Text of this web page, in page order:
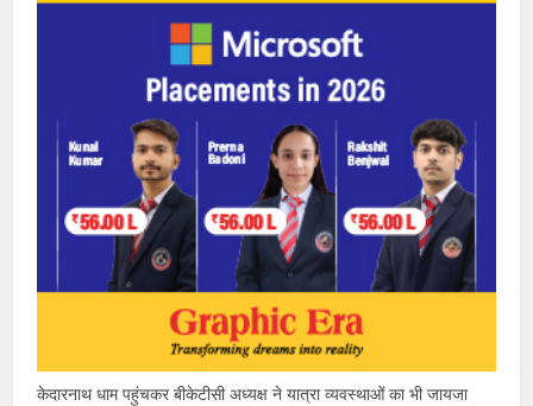
केदारनाथ धाम पहुंचकर बीकेटीसी अध्यक्ष ने यात्रा व्यवस्थाओं का भी जायजा